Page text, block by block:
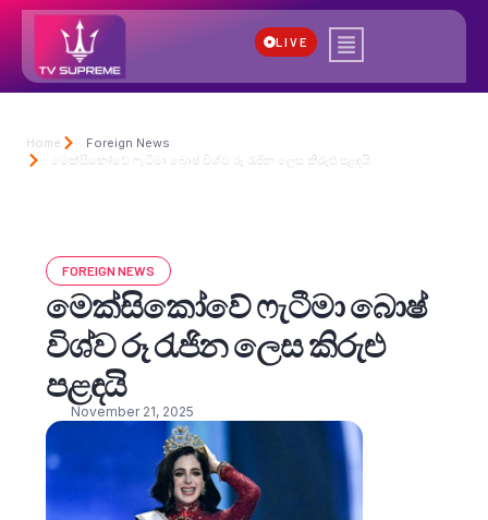
LIVE
Home
Foreign News
මෙක්සිකෝවේ ෆැටීමා බොෂ් විශ්ව රූ රැජින ලෙස කිරුළු පළඳයි
FOREIGN NEWS
මෙක්සිකෝවේ ෆැටීමා බොෂ්
විශ්ව රූ රැජින ලෙස කිරුළු
පළඳයි
November 21, 2025